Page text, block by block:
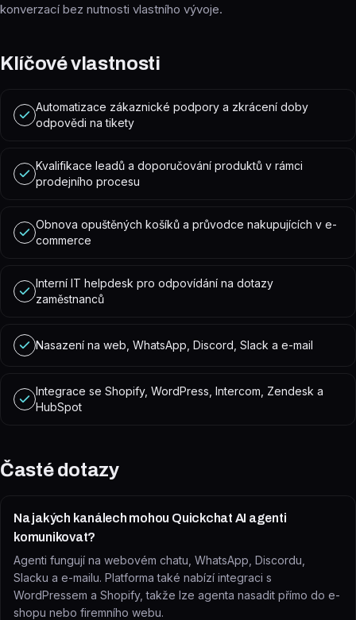
konverzací bez nutnosti vlastního vývoje.
Klíčové vlastnosti
Automatizace zákaznické podpory a zkrácení doby
odpovědi na tikety
Kvalifikace leadů a doporučování produktů v rámci
prodejního procesu
Obnova opuštěných košíků a průvodce nakupujících v e-
commerce
Interní IT helpdesk pro odpovídání na dotazy
zaměstnanců
Nasazení na web, WhatsApp, Discord, Slack a e-mail
Integrace se Shopify, WordPress, Intercom, Zendesk a
HubSpot
Časté dotazy
Na jakých kanálech mohou Quickchat AI agenti
komunikovat?
Agenti fungují na webovém chatu, WhatsApp, Discordu,
Slacku a e-mailu. Platforma také nabízí integraci s
WordPressem a Shopify, takže lze agenta nasadit přímo do e-
shopu nebo firemního webu.